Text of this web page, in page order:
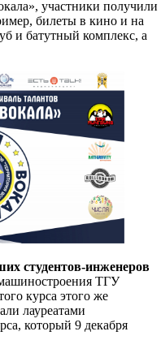
участники получили
билеты в кино и на
и батутный комплекс, а
студентов-инженеров
ТГУ
курса этого же
лауреатами
который 9 декабря